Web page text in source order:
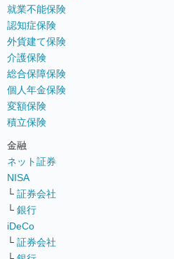
就業不能保険
認知症保険
外貨建て保険
介護保険
総合保障保険
個人年金保険
変額保険
積立保険
金融
ネット証券
NISA
└ 証券会社
└ 銀行
iDeCo
└ 証券会社